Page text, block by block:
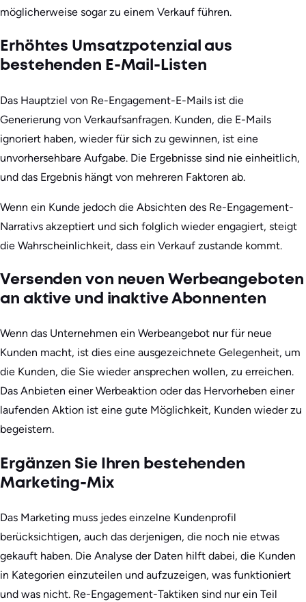
möglicherweise sogar zu einem Verkauf führen.
Erhöhtes Umsatzpotenzial aus
bestehenden E-Mail-Listen
Das Hauptziel von Re-Engagement-E-Mails ist die
Generierung von Verkaufsanfragen. Kunden, die E-Mails
ignoriert haben, wieder für sich zu gewinnen, ist eine
unvorhersehbare Aufgabe. Die Ergebnisse sind nie einheitlich,
und das Ergebnis hängt von mehreren Faktoren ab.
Wenn ein Kunde jedoch die Absichten des Re-Engagement-
Narrativs akzeptiert und sich folglich wieder engagiert, steigt
die Wahrscheinlichkeit, dass ein Verkauf zustande kommt.
Versenden von neuen Werbeangeboten
an aktive und inaktive Abonnenten
Wenn das Unternehmen ein Werbeangebot nur für neue
Kunden macht, ist dies eine ausgezeichnete Gelegenheit, um
die Kunden, die Sie wieder ansprechen wollen, zu erreichen.
Das Anbieten einer Werbeaktion oder das Hervorheben einer
laufenden Aktion ist eine gute Möglichkeit, Kunden wieder zu
begeistern.
Ergänzen Sie Ihren bestehenden
Marketing-Mix
Das Marketing muss jedes einzelne Kundenprofil
berücksichtigen, auch das derjenigen, die noch nie etwas
gekauft haben. Die Analyse der Daten hilft dabei, die Kunden
in Kategorien einzuteilen und aufzuzeigen, was funktioniert
und was nicht. Re-Engagement-Taktiken sind nur ein Teil